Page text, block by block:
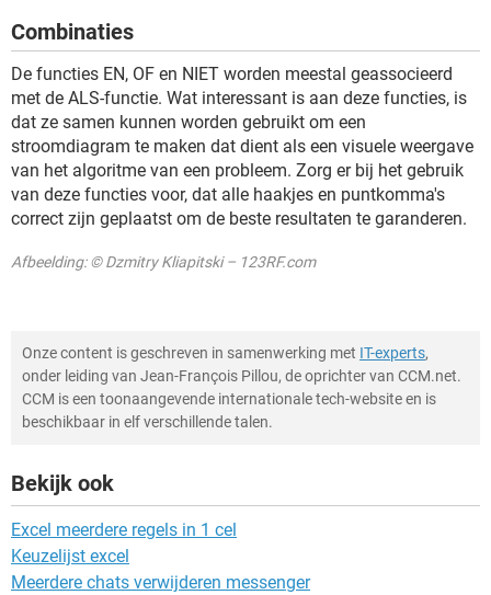
Combinaties
De functies EN, OF en NIET worden meestal geassocieerd
met de ALS-functie. Wat interessant is aan deze functies, is
dat ze samen kunnen worden gebruikt om een
stroomdiagram te maken dat dient als een visuele weergave
van het algoritme van een probleem. Zorg er bij het gebruik
van deze functies voor, dat alle haakjes en puntkomma's
correct zijn geplaatst om de beste resultaten te garanderen.
Afbeelding: © Dzmitry Kliapitski – 123RF.com
Onze content is geschreven in samenwerking met IT-experts,
onder leiding van Jean-François Pillou, de oprichter van CCM.net.
CCM is een toonaangevende internationale tech-website en is
beschikbaar in elf verschillende talen.
Bekijk ook
Excel meerdere regels in 1 cel
Keuzelijst excel
Meerdere chats verwijderen messenger